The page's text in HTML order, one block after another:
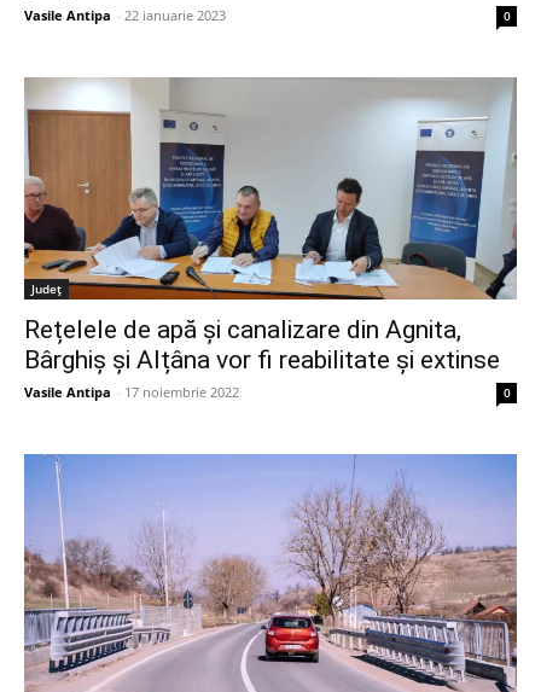
Vasile Antipa - 22 ianuarie 2023 0
Judeţ
Rețelele de apă și canalizare din Agnita,
Bârghiș și Alțâna vor fi reabilitate și extinse
Vasile Antipa - 17 noiembrie 2022 0